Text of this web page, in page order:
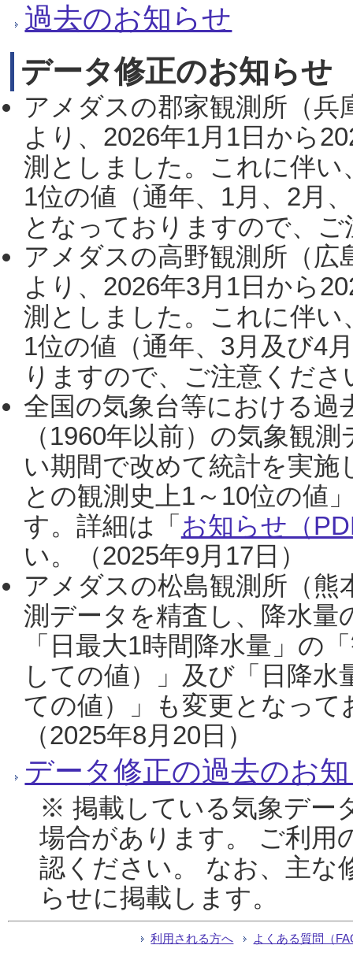
過去のお知らせ
データ修正のお知らせ
アメダスの郡家観測所（
より、2026年1月1日から
測としました。これに伴い
1位の値（通年、1月、2月
となっておりますので、
アメダスの高野観測所（
より、2026年3月1日から
測としました。これに伴い
1位の値（通年、3月及び4
りますので、ご注意くだ
全国の気象台等における過
（1960年以前）の気象観
い期間で改めて統計を実
との観測史上1～10位の値
す。詳細は「 お知らせ（
い。（2025年9月17日）
アメダスの松島観測所（熊
測データを精査し、降水
「日最大1時間降水量」の
しての値）」及び「日降
ての値）」も変更となっ
（2025年8月20日）
データ修正の過去のお
※ 掲載している気象デー
場合があります。 ご利用
認ください。 なお、主な
らせに掲載します。
利用される方へ よくある質問（